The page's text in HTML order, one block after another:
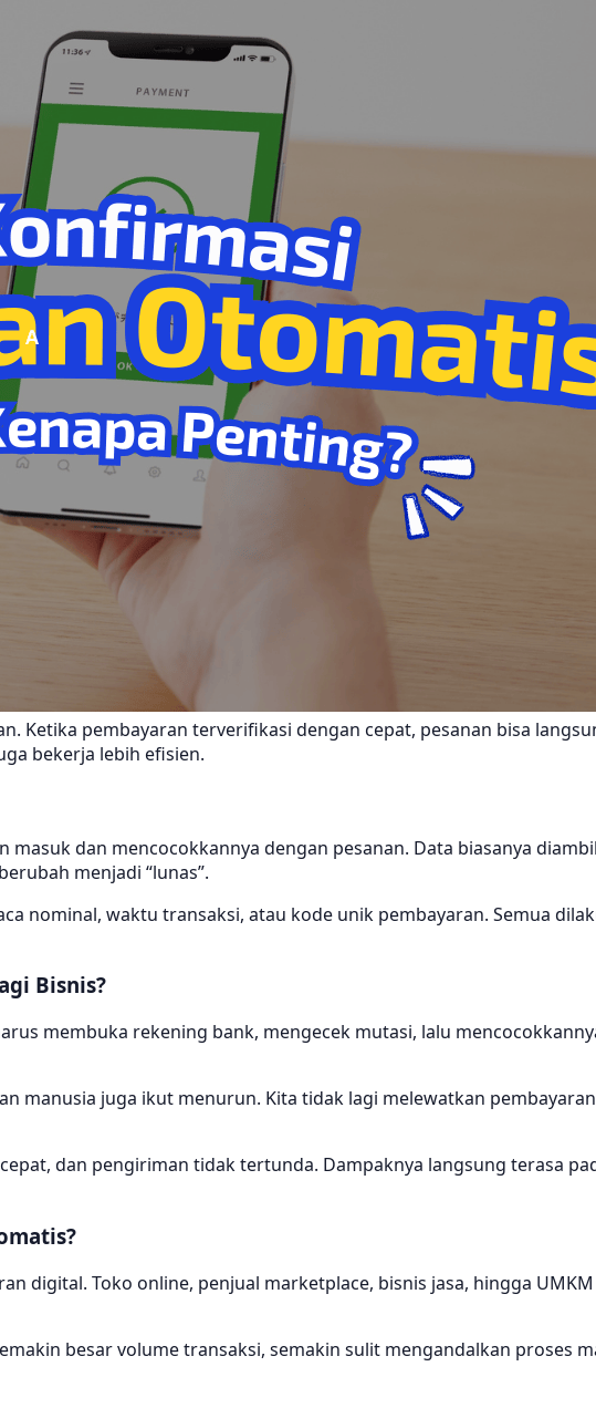
Ketika pembayaran terverifikasi dengan cepat, pesanan bisa
bekerja lebih efisien.
dan mencocokkannya dengan pesanan. Data biasanya
menjadi “lunas”.
nominal, waktu transaksi, atau kode unik pembayaran. Semua
Bisnis?
membuka rekening bank, mengecek mutasi, lalu
manusia juga ikut menurun. Kita tidak lagi melewatkan
dan pengiriman tidak tertunda. Dampaknya langsung terasa
digital. Toko online, penjual marketplace, bisnis jasa, hingga
besar volume transaksi, semakin sulit mengandalkan proses